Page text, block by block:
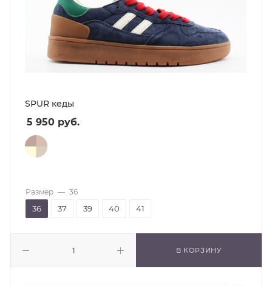
SPUR кеды
5 950 руб.
В КОРЗИНУ
Размер — 36
36 37 39 40 41